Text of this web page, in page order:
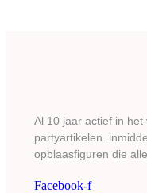
Al 10 jaar actief in
partyartikelen.
opblaasfiguren die
Facebook-f